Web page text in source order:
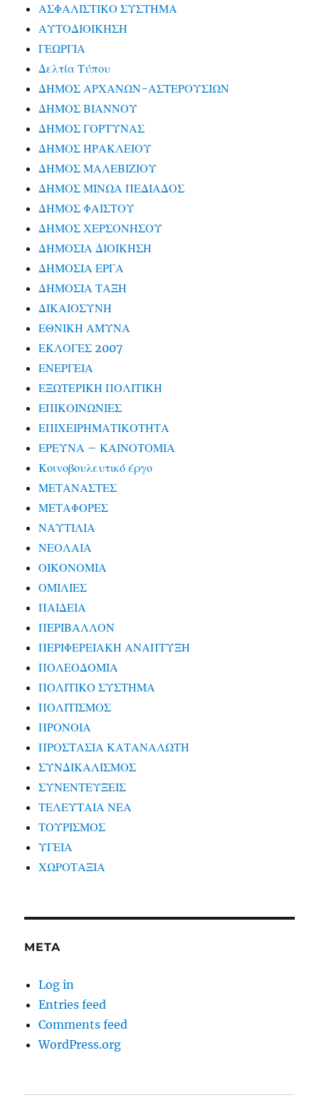
ΑΣΦΑΛΙΣΤΙΚΟ ΣΥΣΤΗΜΑ
ΑΥΤΟΔΙΟΙΚΗΣΗ
ΓΕΩΡΓΙΑ
Δελτία Τύπου
ΔΗΜΟΣ ΑΡΧΑΝΩΝ-ΑΣΤΕΡΟΥΣΙΩΝ
ΔΗΜΟΣ ΒΙΑΝΝΟΥ
ΔΗΜΟΣ ΓΟΡΤΥΝΑΣ
ΔΗΜΟΣ ΗΡΑΚΛΕΙΟΥ
ΔΗΜΟΣ ΜΑΛΕΒΙΖΙΟΥ
ΔΗΜΟΣ ΜΙΝΩΑ ΠΕΔΙΑΔΟΣ
ΔΗΜΟΣ ΦΑΙΣΤΟΥ
ΔΗΜΟΣ ΧΕΡΣΟΝΗΣΟΥ
ΔΗΜΟΣΙΑ ΔΙΟΙΚΗΣΗ
ΔΗΜΟΣΙΑ ΕΡΓΑ
ΔΗΜΟΣΙΑ ΤΑΞΗ
ΔΙΚΑΙΟΣΥΝΗ
ΕΘΝΙΚΗ ΑΜΥΝΑ
ΕΚΛΟΓΕΣ 2007
ΕΝΕΡΓΕΙΑ
ΕΞΩΤΕΡΙΚΗ ΠΟΛΙΤΙΚΗ
ΕΠΙΚΟΙΝΩΝΙΕΣ
ΕΠΙΧΕΙΡΗΜΑΤΙΚΟΤΗΤΑ
ΕΡΕΥΝΑ – ΚΑΙΝΟΤΟΜΙΑ
Κοινοβουλευτικό έργο
ΜΕΤΑΝΑΣΤΕΣ
ΜΕΤΑΦΟΡΕΣ
ΝΑΥΤΙΛΙΑ
ΝΕΟΛΑΙΑ
ΟΙΚΟΝΟΜΙΑ
ΟΜΙΛΙΕΣ
ΠΑΙΔΕΙΑ
ΠΕΡΙΒΑΛΛΟΝ
ΠΕΡΙΦΕΡΕΙΑΚΗ ΑΝΑΠΤΥΞΗ
ΠΟΛΕΟΔΟΜΙΑ
ΠΟΛΙΤΙΚΟ ΣΥΣΤΗΜΑ
ΠΟΛΙΤΙΣΜΟΣ
ΠΡΟΝΟΙΑ
ΠΡΟΣΤΑΣΙΑ ΚΑΤΑΝΑΛΩΤΗ
ΣΥΝΔΙΚΑΛΙΣΜΟΣ
ΣΥΝΕΝΤΕΥΞΕΙΣ
ΤΕΛΕΥΤΑΙΑ ΝΕΑ
ΤΟΥΡΙΣΜΟΣ
ΥΓΕΙΑ
ΧΩΡΟΤΑΞΙΑ
META
Log in
Entries feed
Comments feed
WordPress.org